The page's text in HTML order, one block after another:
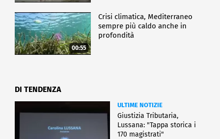
00:55
Crisi climatica, Mediterraneo
sempre più caldo anche in
profondità
DI TENDENZA
ULTIME NOTIZIE
Giustizia Tributaria,
Lussana: "Tappa storica i
170 magistrati"